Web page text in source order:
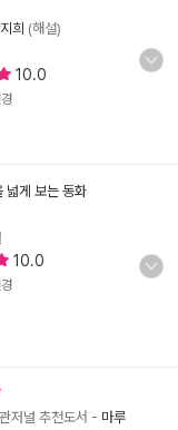
희 (해설)
10.0
넓게 보는 동화
10.0
저널 추천도서 - 마루